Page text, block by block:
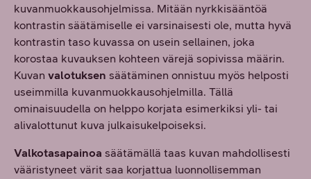
kuvanmuokkausohjelmissa. Mitään nyrkkisääntöä
kontrastin säätämiselle ei varsinaisesti ole, mutta hyvä
kontrastin taso kuvassa on usein sellainen, joka
korostaa kuvauksen kohteen värejä sopivissa määrin.
Kuvan valotuksen säätäminen onnistuu myös helposti
useimmilla kuvanmuokkausohjelmilla. Tällä
ominaisuudella on helppo korjata esimerkiksi yli- tai
alivalottunut kuva julkaisukelpoiseksi.
Valkotasapainoa säätämällä taas kuvan mahdollisesti
vääristyneet värit saa korjattua luonnollisemman